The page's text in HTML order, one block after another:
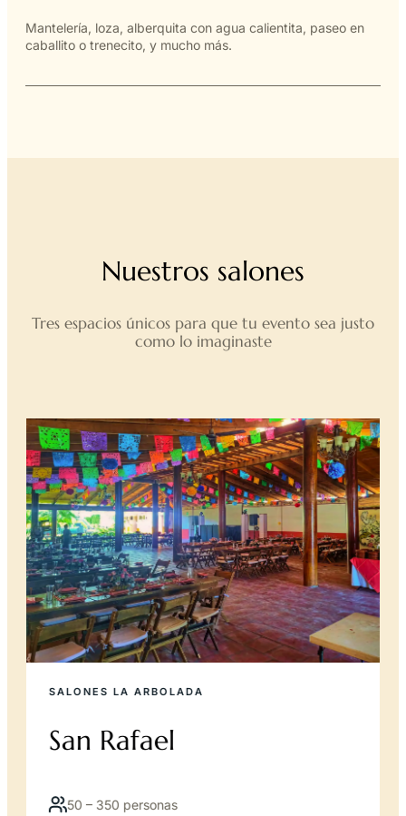
Mantelería, loza, alberquita con agua calientita, paseo en
caballito o trenecito, y mucho más.
Nuestros salones
Tres espacios únicos para que tu evento sea justo
como lo imaginaste
SALONES LA ARBOLADA
San Rafael
50 – 350 personas